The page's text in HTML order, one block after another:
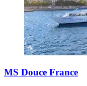
MS Douce France